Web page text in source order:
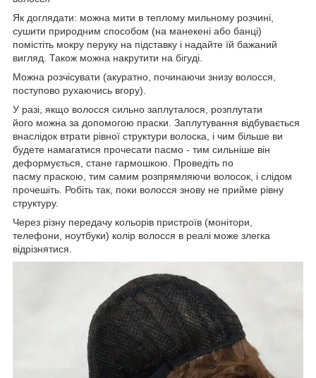
Як доглядати: можна мити в теплому мильному розчині,
сушити природним способом (на манекені або банці)
помістіть мокру перуку на підставку і надайте їй бажаний
вигляд. Також можна накрутити на бігуді.
Можна розчісувати (акуратно, починаючи знизу волосся,
поступово рухаючись вгору).
У разі, якщо волосся сильно заплуталося, розплутати
його можна за допомогою праски. Заплутування відбувається
внаслідок втрати рівної структури волоска, і чим більше ви
будете намагатися прочесати пасмо - тим сильніше він
деформується, стане гармошкою. Проведіть по
пасму праскою, тим самим розпрямляючи волосок, і слідом
прочешіть. Робіть так, поки волосся знову не прийме рівну
структуру.
Через різну передачу кольорів пристроїв (монітори,
телефони, ноутбуки) колір волосся в реалі може злегка
відрізнятися.